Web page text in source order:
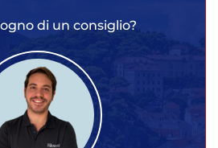
di un consiglio?